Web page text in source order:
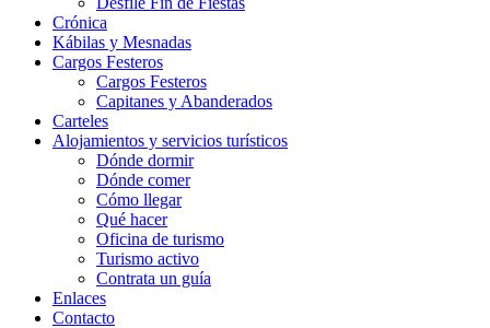
Crónica
Kábilas y Mesnadas
Cargos Festeros
Cargos Festeros
Capitanes y Abanderados
Carteles
Alojamientos y servicios turísticos
Dónde dormir
Dónde comer
Cómo llegar
Qué hacer
Oficina de turismo
Turismo activo
Contrata un guía
Enlaces
Contacto